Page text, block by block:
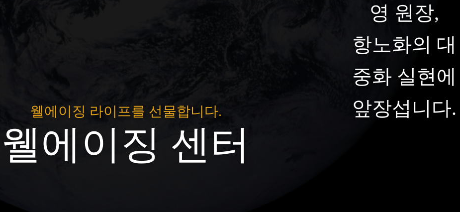
영 원장,
항노화의 대
중화 실현에
앞장섭니다.
웰에이징 라이프를 선물합니다.
웰에이징 센터